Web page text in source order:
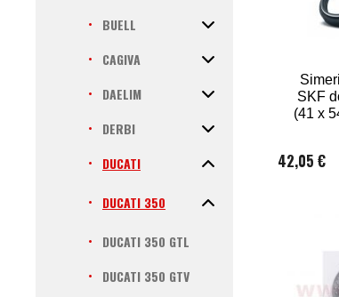
BUELL
CAGIVA
DAELIM
DERBI
DUCATI
DUCATI 350
DUCATI 350 GTL
DUCATI 350 GTV
SKF
(41 x
42,05 €